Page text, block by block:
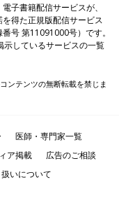
子書籍配信サービスが、
得た正規版配信サービス
号 第11091000号）です。
示しているサービスの一覧
ンテンツの無断転載を禁じま
医師・専門家一覧
ア掲載
広告のご相談
いについて